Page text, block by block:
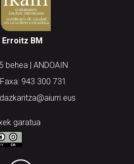
BM
behea | ANDOAIN
943 300 731
garatua